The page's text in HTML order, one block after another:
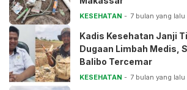
KESEHATAN 7 bulan yang lalu
Kadis Kesehatan Janji
Dugaan Limbah Medis,
Balibo Tercemar
KESEHATAN 7 bulan yang lalu